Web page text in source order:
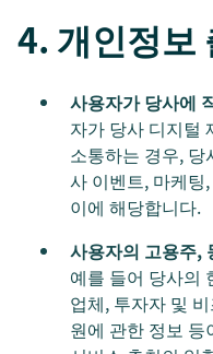
4. 개인정보
사용자가 당사에
자가 당사 디지털
소통하는 경우,
사 이벤트, 마케팅
이에 해당합니다.
사용자의 고용주,
예를 들어 당사의
업체, 투자자 및
원에 관한 정보